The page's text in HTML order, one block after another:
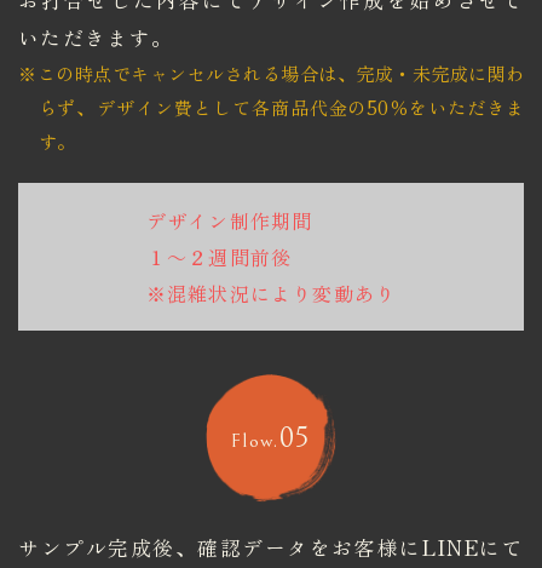
いただきます。
※この時点でキャンセルされる場合は、完成・未完成に関わ
らず、
​​​​​​​デザイン費として各商品代金の50％をいただきま
す。
デザイン制作期間
１～２週間前後
※混雑状況により変動あり
Flow. 05
サンプル完成後、確認データをお客様にLINEにて